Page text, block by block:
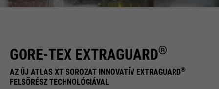
GORE-TEX EXTRAGUARD®
AZ ÚJ ATLAS XT SOROZAT INNOVATÍV EXTRAGUARD®
FELSŐRÉSZ TECHNOLÓGIÁVAL